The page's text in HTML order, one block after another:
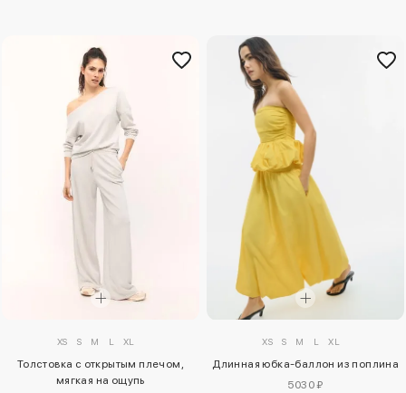
XS S M L XL
Толстовка с открытым плечом,
мягкая на ощупь
XS S M L XL
Длинная юбка-баллон из поплина
5030 ₽